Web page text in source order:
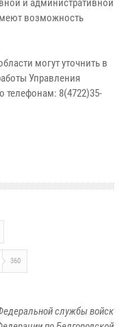
и административной
возможность
могут уточнить в
Управления
телефонам: 8(4722)35-
360
службы войск